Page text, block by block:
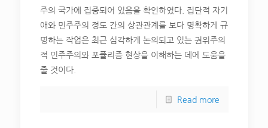
주의 국가에 집중되어 있음을 확인하였다. 집단적 자기
애와 민주주의 정도 간의 상관관계를 보다 명확하게 규
명하는 작업은 최근 심각하게 논의되고 있는 권위주의
적 민주주의와 포퓰리즘 현상을 이해하는 데에 도움을
줄 것이다.
Read more